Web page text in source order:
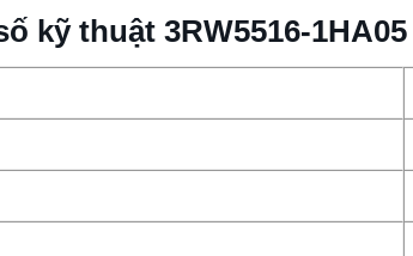
kỹ thuật 3RW5516-1HA05